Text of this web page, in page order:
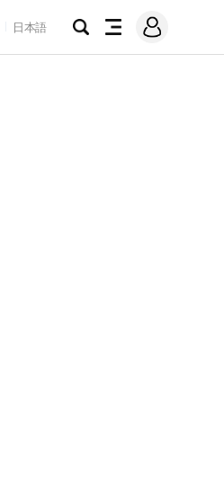
日本語
검
전
메
그